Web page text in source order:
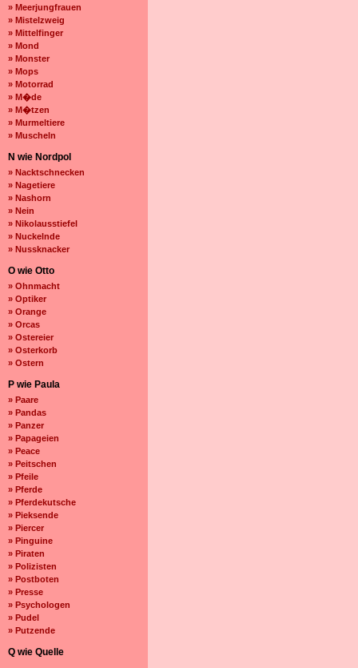
» Meerjungfrauen
» Mistelzweig
» Mittelfinger
» Mond
» Monster
» Mops
» Motorrad
» M�de
» M�tzen
» Murmeltiere
» Muscheln
N wie Nordpol
» Nacktschnecken
» Nagetiere
» Nashorn
» Nein
» Nikolausstiefel
» Nuckelnde
» Nussknacker
O wie Otto
» Ohnmacht
» Optiker
» Orange
» Orcas
» Ostereier
» Osterkorb
» Ostern
P wie Paula
» Paare
» Pandas
» Panzer
» Papageien
» Peace
» Peitschen
» Pfeile
» Pferde
» Pferdekutsche
» Pieksende
» Piercer
» Pinguine
» Piraten
» Polizisten
» Postboten
» Presse
» Psychologen
» Pudel
» Putzende
Q wie Quelle